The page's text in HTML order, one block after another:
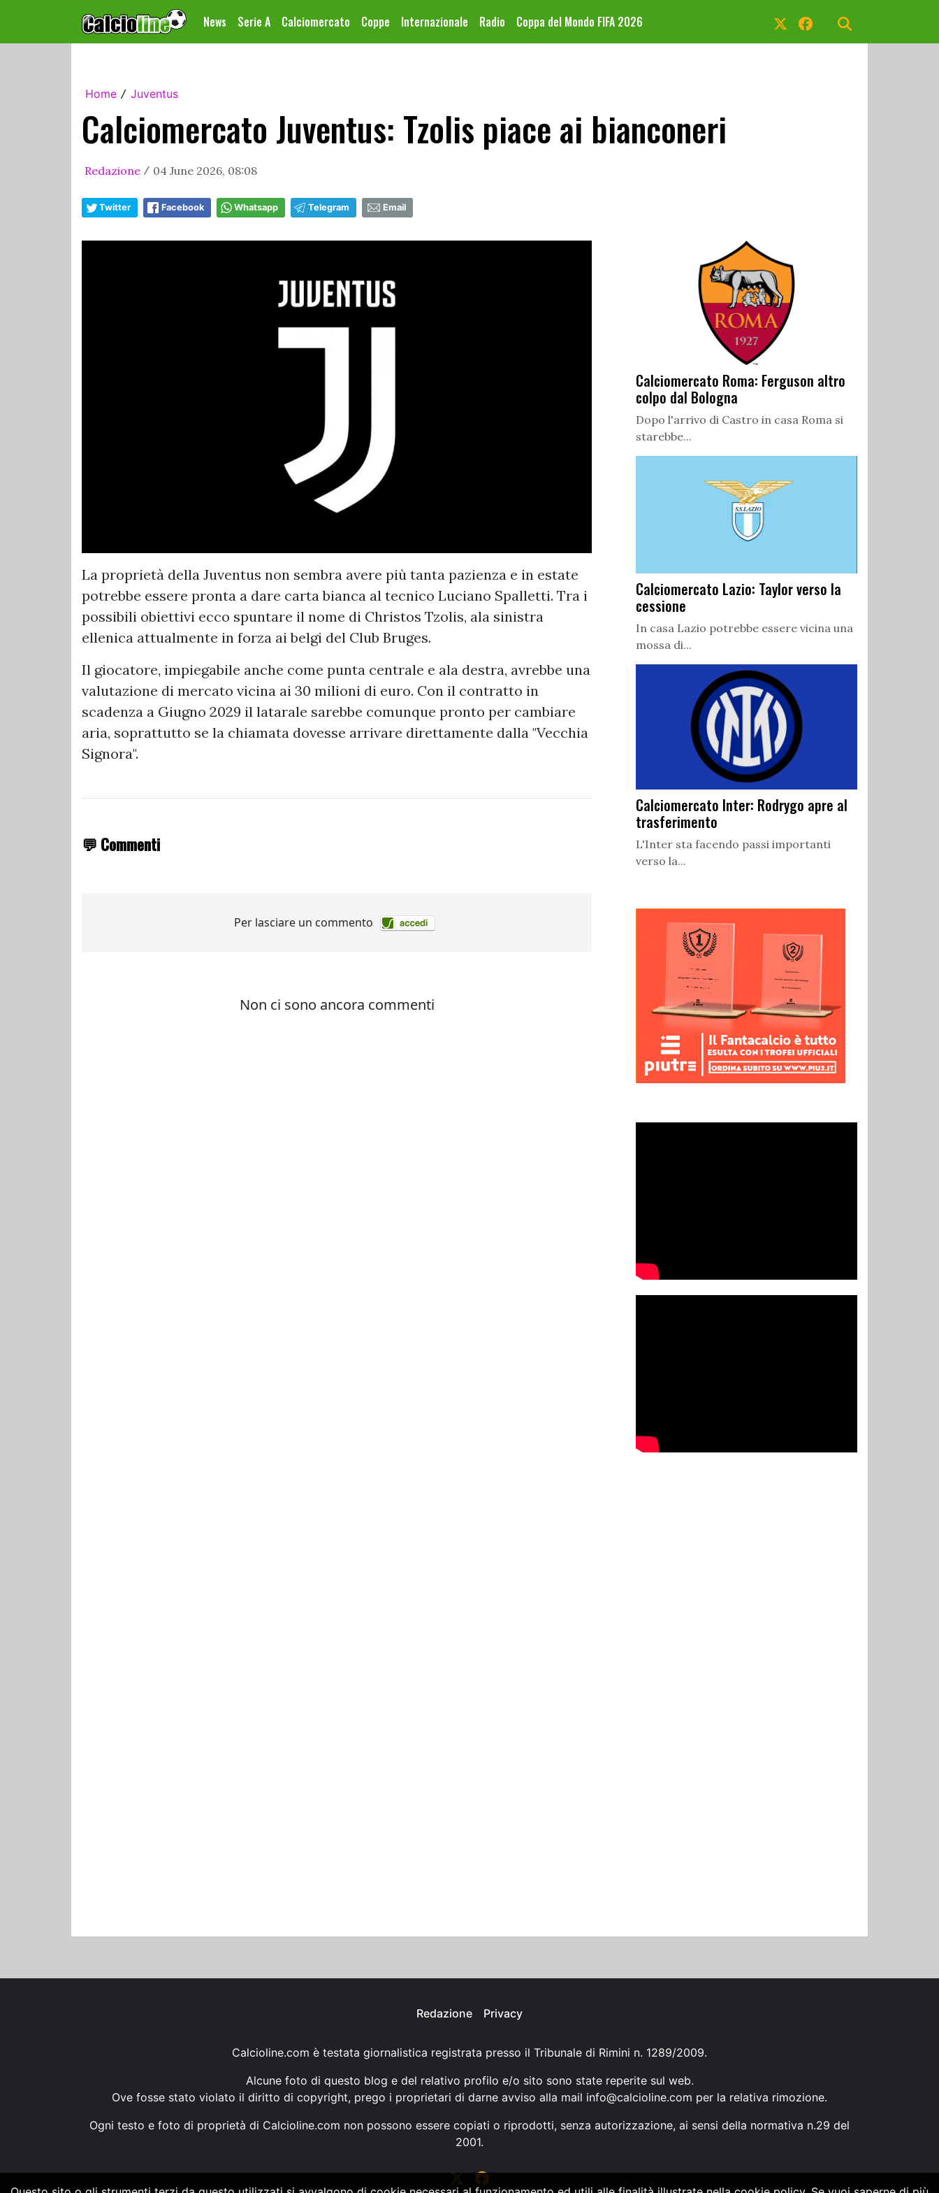
News Serie A Calciomercato Coppe Internazionale Radio Coppa del Mondo FIFA 2026
Home / Juventus
Calciomercato Juventus: Tzolis piace ai bianconeri
Redazione / 04 June 2026, 08:08
Twitter Facebook Whatsapp Telegram Email
La proprietà della Juventus non sembra avere più tanta pazienza e in estate
potrebbe essere pronta a dare carta bianca al tecnico Luciano Spalletti. Tra i
possibili obiettivi ecco spuntare il nome di Christos Tzolis, ala sinistra
ellenica attualmente in forza ai belgi del Club Bruges.
Il giocatore, impiegabile anche come punta centrale e ala destra, avrebbe una
valutazione di mercato vicina ai 30 milioni di euro. Con il contratto in
scadenza a Giugno 2029 il latarale sarebbe comunque pronto per cambiare
aria, soprattutto se la chiamata dovesse arrivare direttamente dalla "Vecchia
Signora".
💬 Commenti
Calciomercato Roma: Ferguson altro
colpo dal Bologna
Dopo l'arrivo di Castro in casa Roma si
starebbe...
Calciomercato Lazio: Taylor verso la
cessione
In casa Lazio potrebbe essere vicina una
mossa di...
Calciomercato Inter: Rodrygo apre al
trasferimento
L'Inter sta facendo passi importanti
verso la...
Redazione Privacy
Calcioline.com è testata giornalistica registrata presso il Tribunale di Rimini n. 1289/2009.
Alcune foto di questo blog e del relativo profilo e/o sito sono state reperite sul web.
Ove fosse stato violato il diritto di copyright, prego i proprietari di darne avviso alla mail info@calcioline.com per la relativa rimozione.
Ogni testo e foto di proprietà di Calcioline.com non possono essere copiati o riprodotti, senza autorizzazione, ai sensi della normativa n.29 del
2001.